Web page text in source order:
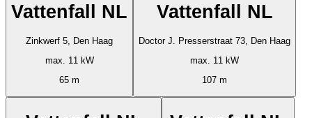
Vattenfall NL
Zinkwerf 5, Den Haag
max. 11 kW
65 m
Vattenfall NL
Doctor J. Presserstraat 73, Den Haag
max. 11 kW
107 m